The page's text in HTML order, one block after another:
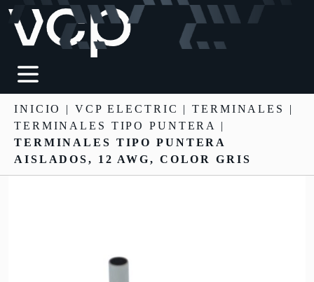
INICIO | VCP ELECTRIC |TERMINALES
|
TERMINALES TIPO PUNTERA |
TERMINALES TIPO PUNTERA
AISLADOS, 12 AWG, COLOR GRIS